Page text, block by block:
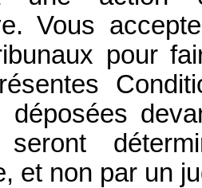
Vous
pour
déposées
et non par un